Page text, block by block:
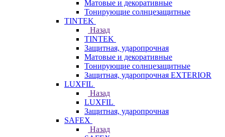
Матовые и декоративные
Тонирующие солнцезащитные
TINTEK
Назад
TINTEK
Защитная, ударопрочная
Матовые и декоративные
Тонирующие солнцезащитные
Защитная, ударопрочная EXTERIOR
LUXFIL
Назад
LUXFIL
Защитная, ударопрочная
SAFEX
Назад